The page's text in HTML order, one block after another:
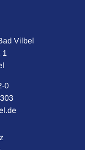
Vilbel
1
0